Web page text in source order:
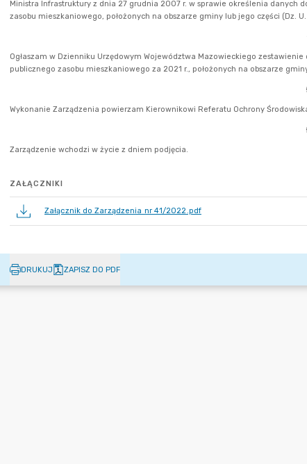
ZAŁĄCZNIKI
Załącznik do Zarządzenia nr 41/2022.pdf
DRUKUJ ZAPISZ DO PDF